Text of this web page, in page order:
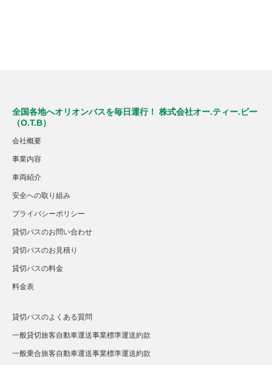
全国各地へオリオンバスを毎日運行！ 株式会社オー.ティー.ビー
（O.T.B）
会社概要
事業内容
車両紹介
安全への取り組み
プライバシーポリシー
貸切バスのお問い合わせ
貸切バスのお見積り
貸切バスの料金
料金表
貸切バスのよくある質問
一般貸切旅客自動車運送事業標準運送約款
一般乗合旅客自動車運送事業標準運送約款